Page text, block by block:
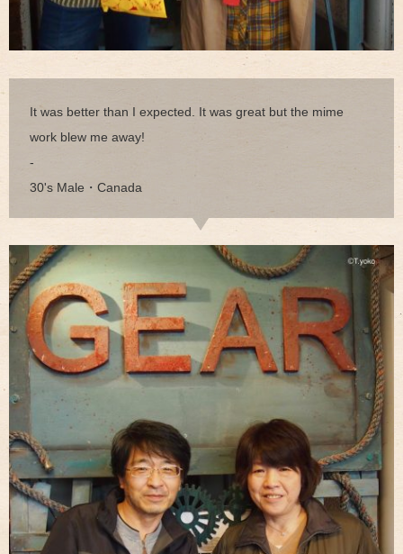
It was better than I expected. It was great but the mime
work blew me away!
-
30's Male・Canada